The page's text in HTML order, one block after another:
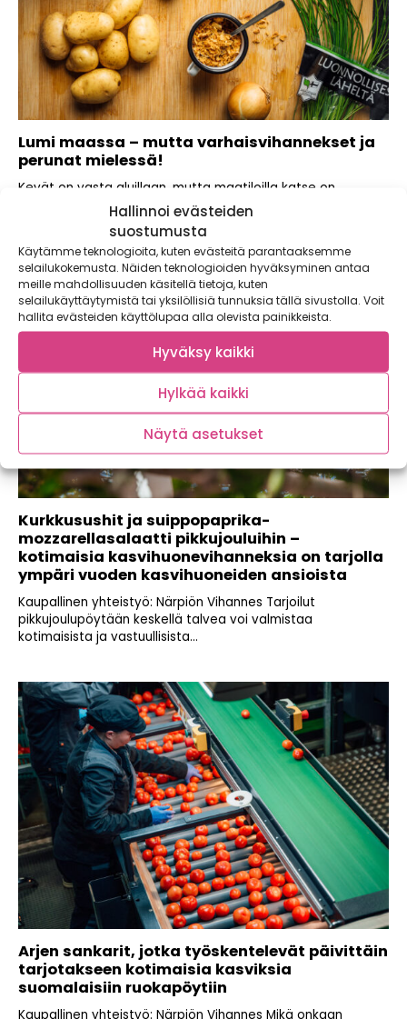
Hallinnoi evästeiden
suostumusta
Käytämme teknologioita, kuten evästeitä parantaaksemme
selailukokemusta. Näiden teknologioiden hyväksyminen antaa
meille mahdollisuuden käsitellä tietoja, kuten
selailukäyttäytymistä tai yksilöllisiä tunnuksia tällä sivustolla. Voit
hallita evästeiden käyttölupaa alla olevista painikkeista.
Hyväksy kaikki
Hylkää kaikki
Näytä asetukset
Lumi maassa – mutta varhaisvihannekset ja
perunat mielessä!
Kevät on vasta aluillaan, mutta maatiloilla katse on
käännetty tulevaan kasvukauteen jo hyvissä ajoin....
Kurkkusushit ja suippopaprika-
mozzarellasalaatti pikkujouluihin –
kotimaisia kasvihuonevihanneksia on tarjolla
ympäri vuoden kasvihuoneiden ansioista
Kaupallinen yhteistyö: Närpiön Vihannes Tarjoilut
pikkujoulupöytään keskellä talvea voi valmistaa
kotimaisista ja vastuullisista...
Arjen sankarit, jotka työskentelevät päivittäin
tarjotakseen kotimaisia kasviksia
suomalaisiin ruokapöytiin
Kaupallinen yhteistyö: Närpiön Vihannes Mikä onkaan